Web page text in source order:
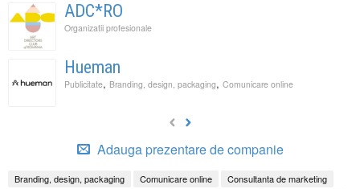
ADC*RO
Organizatii profesionale
Hueman
Publicitate, Branding, design, packaging, Comunicare online
Adauga prezentare de companie
Branding, design, packaging Comunicare online
Consultanta de marketing